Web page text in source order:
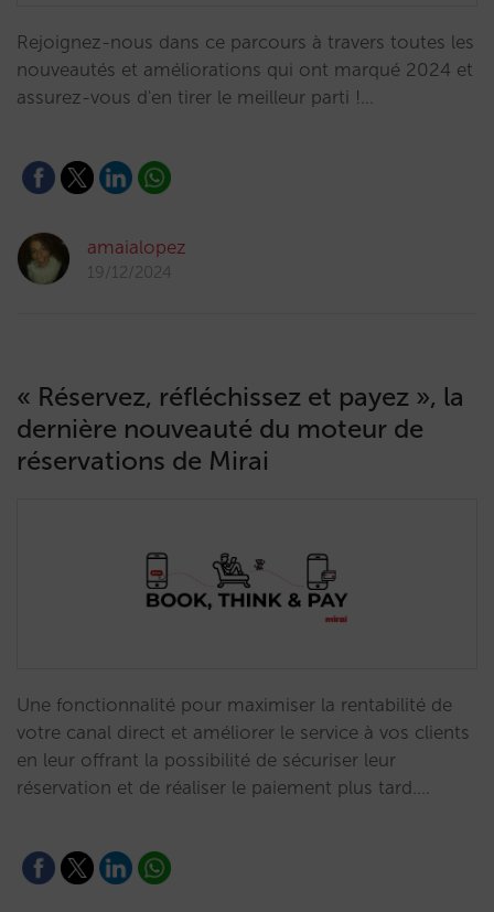
Rejoignez-nous dans ce parcours à travers toutes les
nouveautés et améliorations qui ont marqué 2024 et
assurez-vous d'en tirer le meilleur parti !…
amaialopez
19/12/2024
« Réservez, réfléchissez et payez », la
dernière nouveauté du moteur de
réservations de Mirai
Une fonctionnalité pour maximiser la rentabilité de
votre canal direct et améliorer le service à vos clients
en leur offrant la possibilité de sécuriser leur
réservation et de réaliser le paiement plus tard.…